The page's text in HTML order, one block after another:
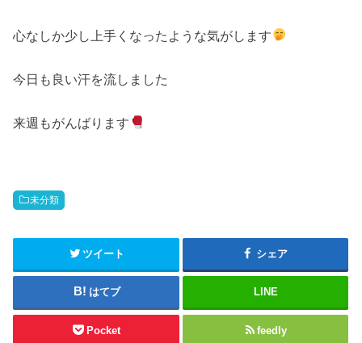
心なしか少し上手くなったような気がします
今日も良い汗を流しました
来週もがんばります
未分類
ツイート シェア
はてブ LINE
Pocket feedly